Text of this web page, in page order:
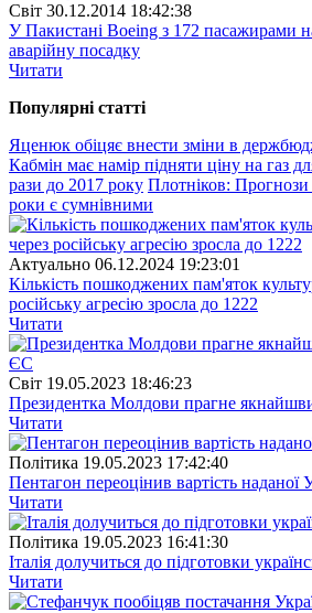
Свiт 30.12.2014 18:42:38
У Пакистані Boeing з 172 пасажирами
аварійну посадку
Читати
Популярнi статтi
Яценюк обіцяє внести зміни в
Кабмін має намір підняти ціну на газ
рази до 2017 року Плотніков:
роки є сумнівними
Актуально 06.12.2024 19:23:01
Кількість пошкоджених пам'яток
російську агресію зросла до 1222
Читати
Свiт 19.05.2023 18:46:23
Президентка Молдови прагне
Читати
Полiтика 19.05.2023 17:42:40
Пентагон переоцінив вартість наданої
Читати
Полiтика 19.05.2023 16:41:30
Італія долучиться до підготовки
Читати